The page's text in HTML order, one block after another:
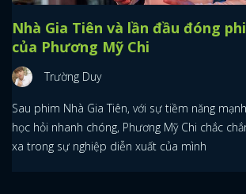
Nhà Gia Tiên và lần đầu đóng
của Phương Mỹ Chi
Trường Duy
Sau phim Nhà Gia Tiên, với sự tiềm năng
học hỏi nhanh chóng, Phương Mỹ Chi chắc
xa trong sự nghiệp diễn xuất của mình